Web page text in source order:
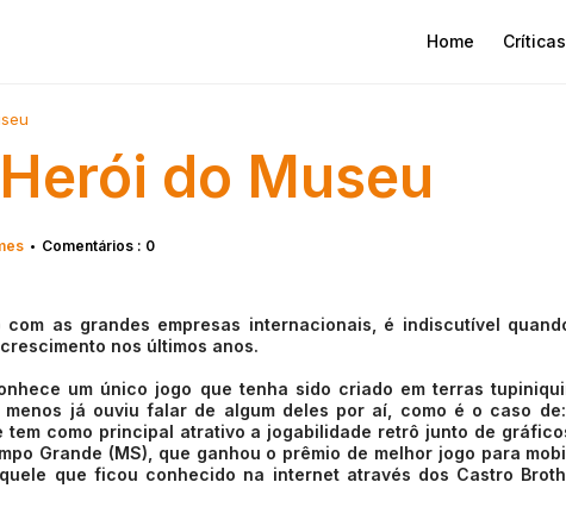
Home Críticas
do Museu
• Comentários : 0
as grandes empresas internacionais, é indiscutível
nos últimos anos.
um único jogo que tenha sido criado em terras
já ouviu falar de algum deles por aí, como é o caso de:
como principal atrativo a jogabilidade retrô junto de
Grande (MS), que ganhou o prêmio de melhor jogo para
que ficou conhecido na internet através dos Castro